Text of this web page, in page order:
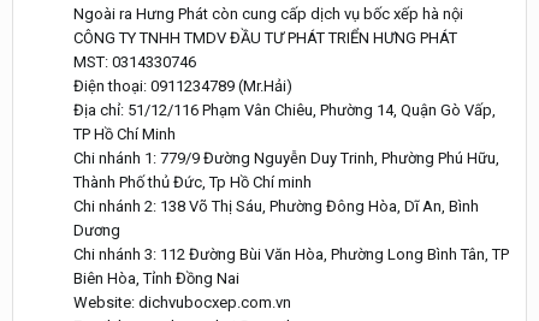
Ngoài ra Hưng Phát còn cung cấp dịch vụ bốc xếp hà nội
CÔNG TY TNHH TMDV ĐẦU TƯ PHÁT TRIỂN HƯNG PHÁT
MST: 0314330746
Điện thoại: 0911234789 (Mr.Hải)
Địa chỉ: 51/12/116 Phạm Vân Chiêu, Phường 14, Quận Gò Vấp,
TP Hồ Chí Minh
Chi nhánh 1: 779/9 Đường Nguyễn Duy Trinh, Phường Phú Hữu,
Thành Phố thủ Đức, Tp Hồ Chí minh
Chi nhánh 2: 138 Võ Thị Sáu, Phường Đông Hòa, Dĩ An, Bình
Dương
Chi nhánh 3: 112 Đường Bùi Văn Hòa, Phường Long Bình Tân, TP
Biên Hòa, Tỉnh Đồng Nai
Website: dichvubocxep.com.vn